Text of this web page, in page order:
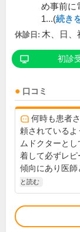
め事前に
1...(続き
休診日: 木、日、
初診
口コミ
何時も患者
頼されている
ムドクターと
着して必ずレピ
傾向にあり医師
と読む